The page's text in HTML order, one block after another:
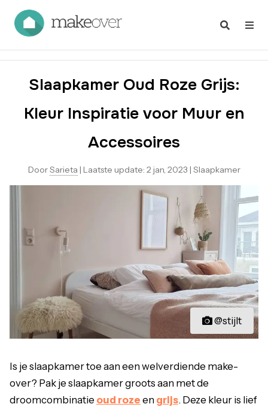
Slaapkamer Oud Roze Grijs:
Kleur Inspiratie voor Muur en
Accessoires
DoorSarieta | Laatste update: 2 jan, 2023 | Slaapkamer
@stijlt
Is je slaapkamer toe aan een welverdiende make-
over? Pak je slaapkamer groots aan met de
droomcombinatie oud roze en grijs. Deze kleur is lief